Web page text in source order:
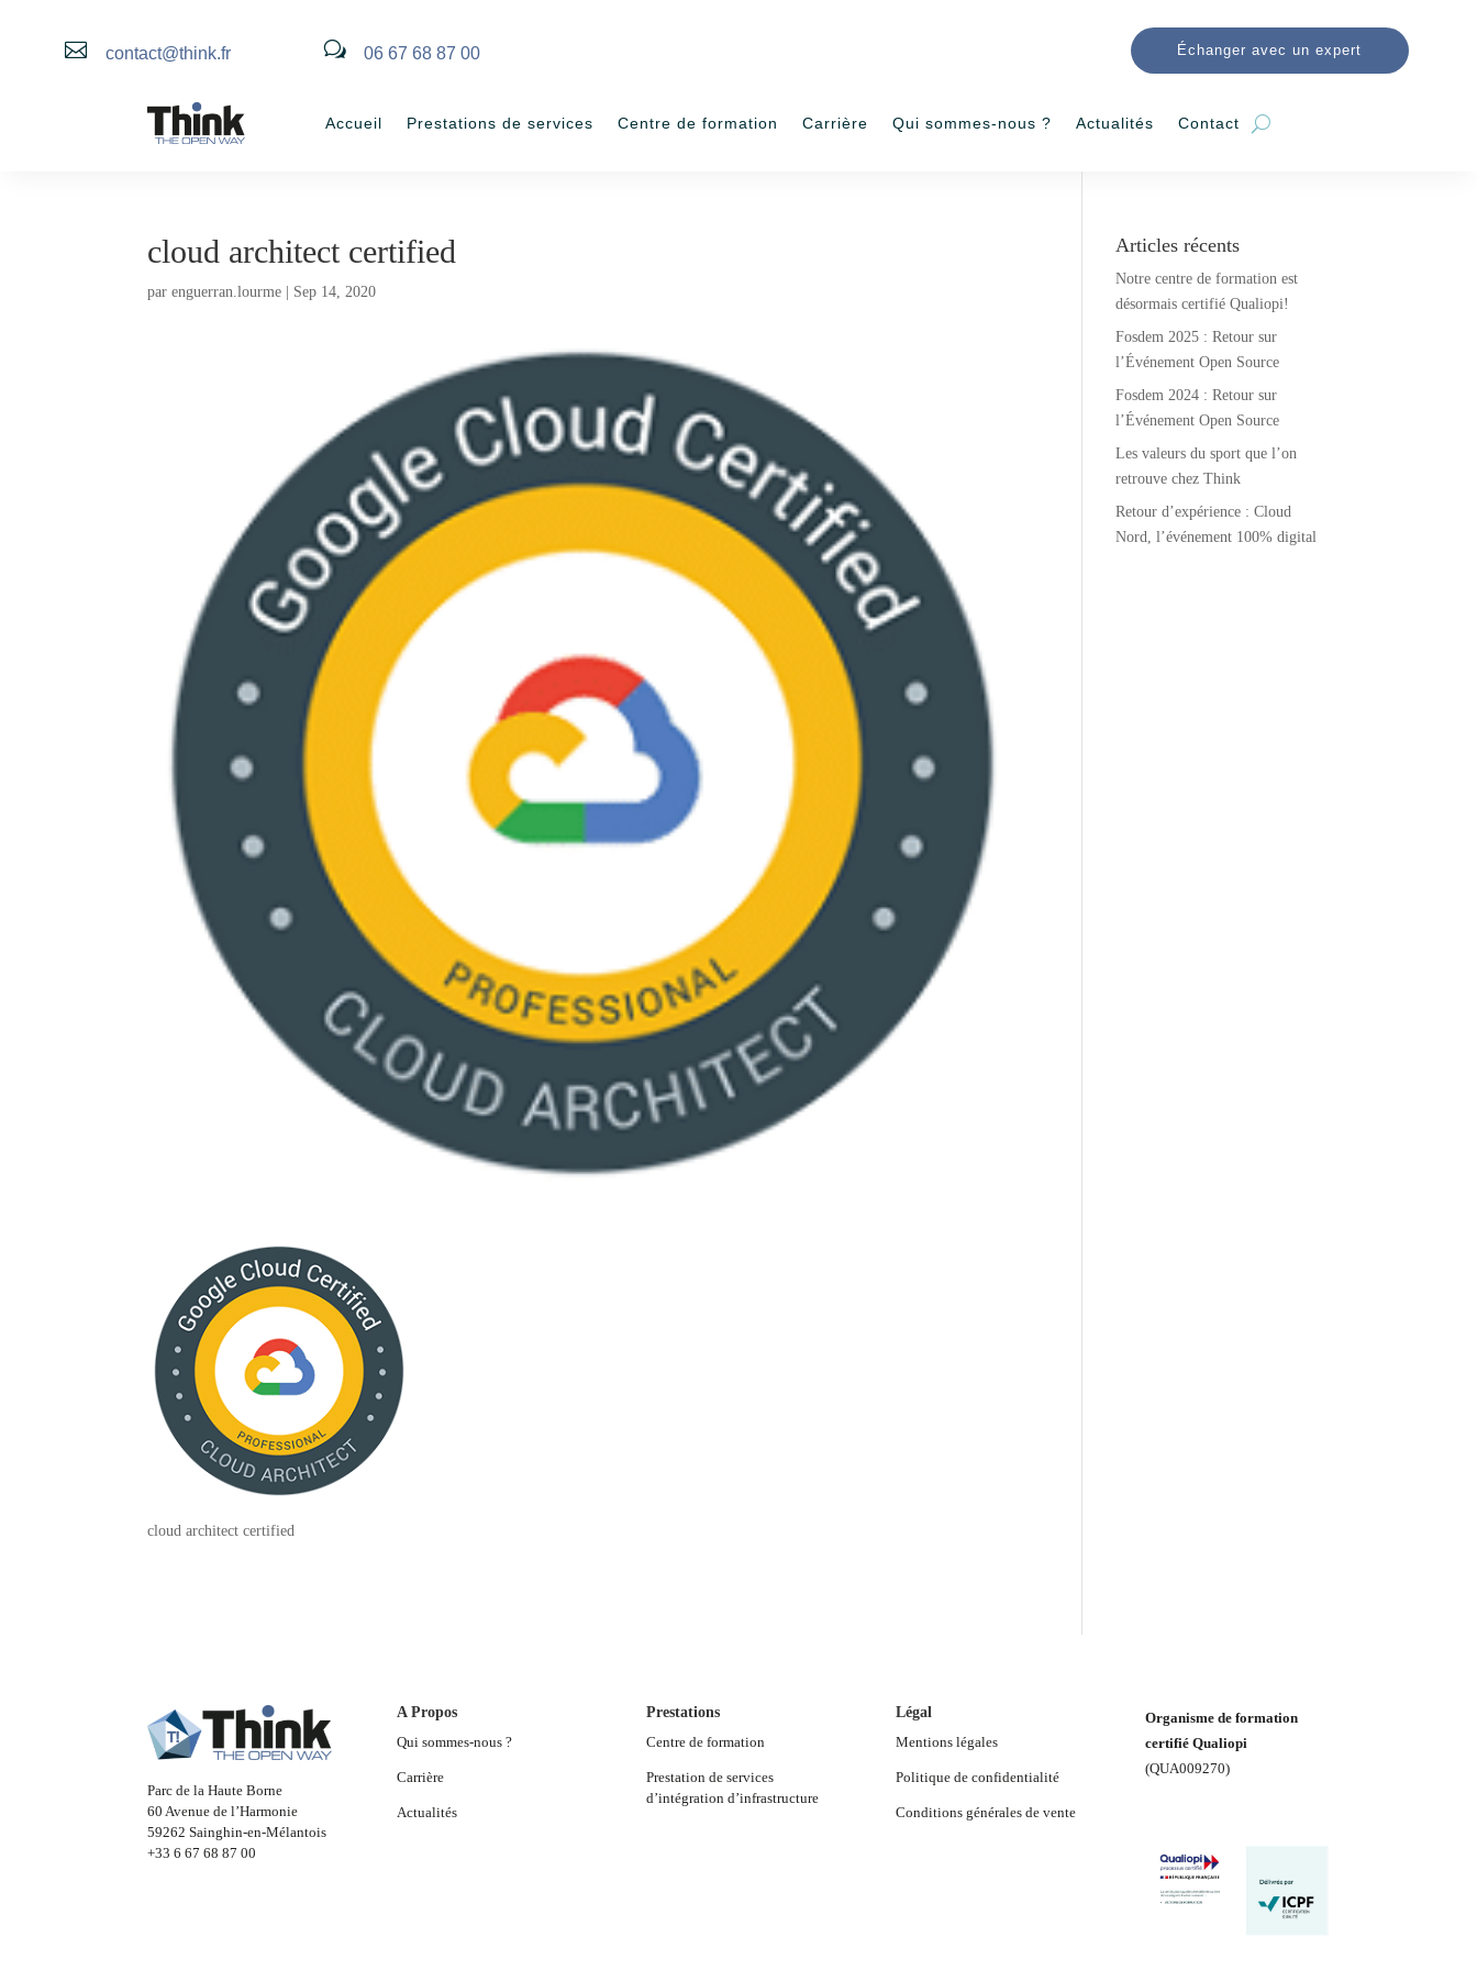
 contact@think.fr w 06 67 68 87 00 Échanger avec un expert
Accueil Prestations de services Centre de formation Carrière Qui sommes-nous ? Actualités Contact
cloud architect certified
parenguerran.lourme Sep 14, 2020
cloud architect certified
Articles récents
Notre centre de formation est
désormais certifié Qualiopi!
Fosdem 2025 : Retour sur
l’Événement Open Source
Fosdem 2024 : Retour sur
l’Événement Open Source
Les valeurs du sport que l’on
retrouve chez Think
Retour d’expérience : Cloud
Nord, l’événement 100% digital
Parc de la Haute Borne
60 Avenue de l’Harmonie
59262 Sainghin-en-Mélantois
+33 6 67 68 87 00
A Propos
Qui sommes-nous ?
Carrière
Actualités
Prestations
Centre de formation
Prestation de services
d’intégration d’infrastructure
Légal
Mentions légales
Politique de confidentialité
Conditions générales de vente
Organisme de formation
certifié Qualiopi
(QUA009270)